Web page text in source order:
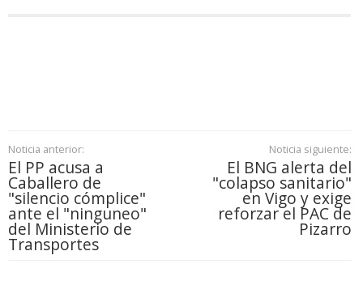
Noticia anterior:
El PP acusa a
Caballero de
"silencio cómplice"
ante el "ninguneo"
del Ministerio de
Transportes
Noticia siguiente:
El BNG alerta del
"colapso sanitario"
en Vigo y exige
reforzar el PAC de
Pizarro